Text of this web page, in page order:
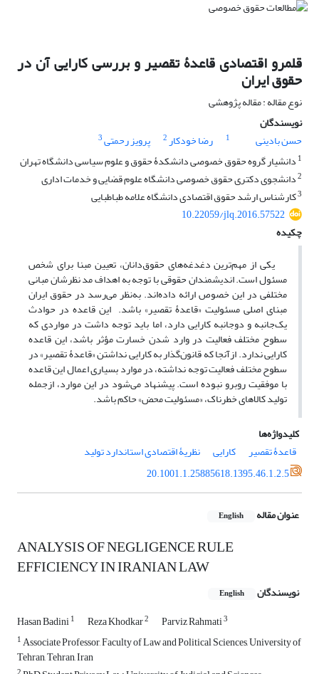
قلمرو اقتصادی قاعدۀ تقصیر و بررسی کارایی آن در
حقوق ایران
نوع مقاله : مقاله پژوهشی
نویسندگان
حسن بادینی
1 رضا خودکار2 پرویز رحمتی3
1 دانشیار گروه حقوق خصوصی دانشکدۀ حقوق و علوم سیاسی دانشگاه تهران
2دانشجوی دکتری حقوق خصوصی دانشگاه علوم قضایی و خدمات اداری
3کارشناس ارشد حقوق اقتصادی دانشگاه علامه طباطبایی
10.22059/jlq.2016.57522
چکیده
یکی از مهم‌ترین دغدغه‌های حقوق‌دانان، تعیین مبنا برای شخص
مسئول است. اندیشمندان حقوقی با توجه به اهداف مد نظرشان مبانی
مختلفی در این خصوص ارائه داده‌اند. به‌نظر می‌رسد در حقوق ایران
مبنای اصلی مسئولیت «قاعدۀ تقصیر» ‌باشد. این قاعده در حوادث
یک‌جانبه و دوجانبه کارایی دارد، اما باید توجه داشت در مواردی که
سطوح مختلف فعالیت در وارد شدن خسارت مؤثر باشد، این قاعده
کارایی ندارد. ازآنجا که قانون‌گذار به کارایی نداشتن «قاعدۀ تقصیر» در
سطوح مختلف فعالیت ‌توجه نداشته، در موارد بسیاری اعمال این قاعده
با موفقیت روبرو نبوده است. پیشنهاد می‌شود در این موارد، ازجمله
تولید کالاهای خطرناک، «مسئولیت محض» حاکم باشد.
کلیدواژه‌ها
قاعدۀ تقصیر
کارایی
نظریۀ اقتصادی استاندارد تولید
20.1001.1.25885618.1395.46.1.2.5
عنوان مقاله English
ANALYSIS OF NEGLIGENCE RULE
EFFICIENCY IN IRANIAN LAW
نویسندگان English
Hasan Badini1 Reza Khodkar2 Parviz Rahmati3
1Associate Professor, Faculty of Law and Political Sciences, University of
Tehran, Tehran, Iran